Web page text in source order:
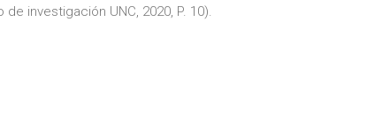
investigación UNC, 2020, P. 10).